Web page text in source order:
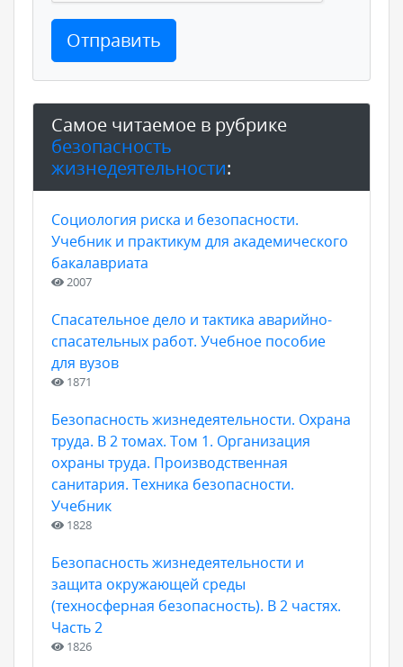
Отправить
Самое читаемое в рубрике
безопасность
жизнедеятельности:
Социология риска и безопасности.
Учебник и практикум для академического
бакалавриата
2007
Спасательное дело и тактика аварийно-
спасательных работ. Учебное пособие
для вузов
1871
Безопасность жизнедеятельности. Охрана
труда. В 2 томах. Том 1. Организация
охраны труда. Производственная
санитария. Техника безопасности.
Учебник
1828
Безопасность жизнедеятельности и
защита окружающей среды
(техносферная безопасность). В 2 частях.
Часть 2
1826